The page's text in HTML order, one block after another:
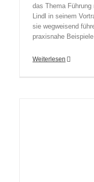
das Thema
Lindl in seinem
sie wegweisend
praxisnahe
Weiterlesen